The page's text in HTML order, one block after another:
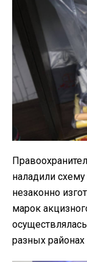
наладили
незаконно
марок
разных районах